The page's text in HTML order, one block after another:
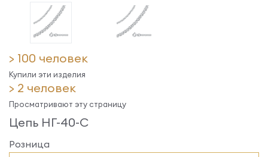
> 100 человек
Купили эти изделия
> 2 человек
Просматривают эту страницу
Цепь НГ-40-С
Розница